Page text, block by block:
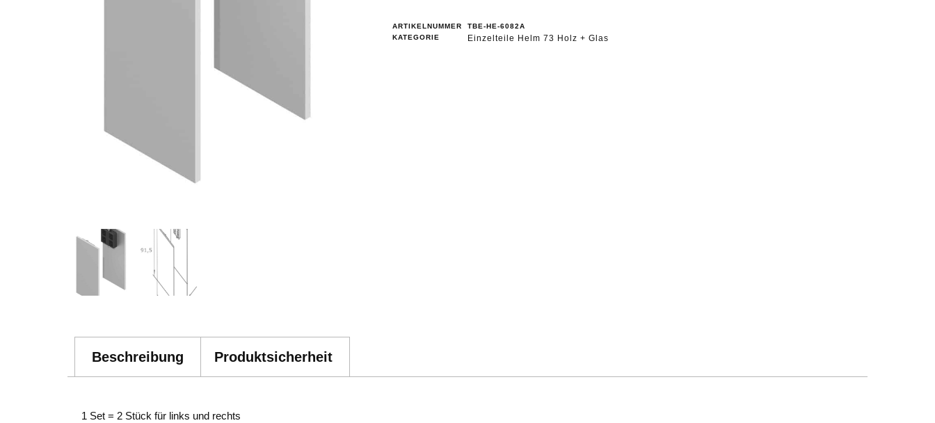
ARTIKELNUMMER
TBE-HE-6082A
KATEGORIE
Einzelteile Helm 73 Holz + Glas
Beschreibung Produktsicherheit
1 Set = 2 Stück für links und rechts